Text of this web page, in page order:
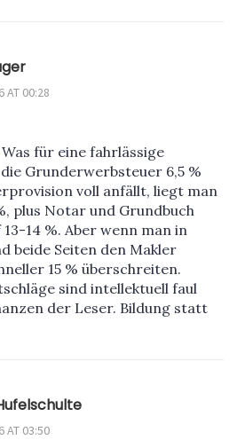
AT 00:28
für eine fahrlässige
Grunderwerbsteuer 6,5 %
voll anfällt, liegt man
plus Notar und Grundbuch
14 %. Aber wenn man in
beide Seiten den Makler
15 % überschreiten.
sind intellektuell faul
der Leser. Bildung statt
AT 03:50